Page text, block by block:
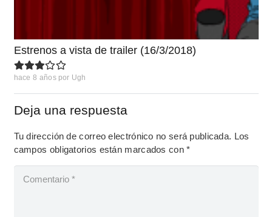
Estrenos a vista de trailer (16/3/2018)
hace 8 años por Ugh
Deja una respuesta
Tu dirección de correo electrónico no será publicada. Los
campos obligatorios están marcados con*